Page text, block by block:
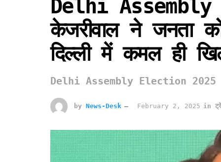
Delhi
केजरीवाल ने जनता
दिल्ली में कमल ही
Delhi Assembly Election 2025
by News-Desk February 2, 2025 in